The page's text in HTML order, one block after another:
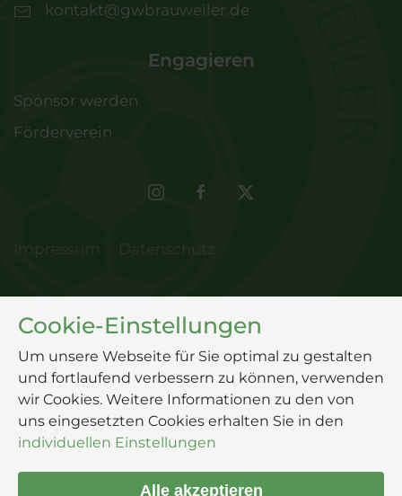
kontakt@gwbrauweiler.de
Engagieren
Sponsor werden
Förderverein
Cookie-Einstellungen
Um unsere Webseite für Sie optimal zu gestalten
und fortlaufend verbessern zu können, verwenden
wir Cookies. Weitere Informationen zu den von
uns eingesetzten Cookies erhalten Sie in den
individuellen Einstellungen
Alle akzeptieren